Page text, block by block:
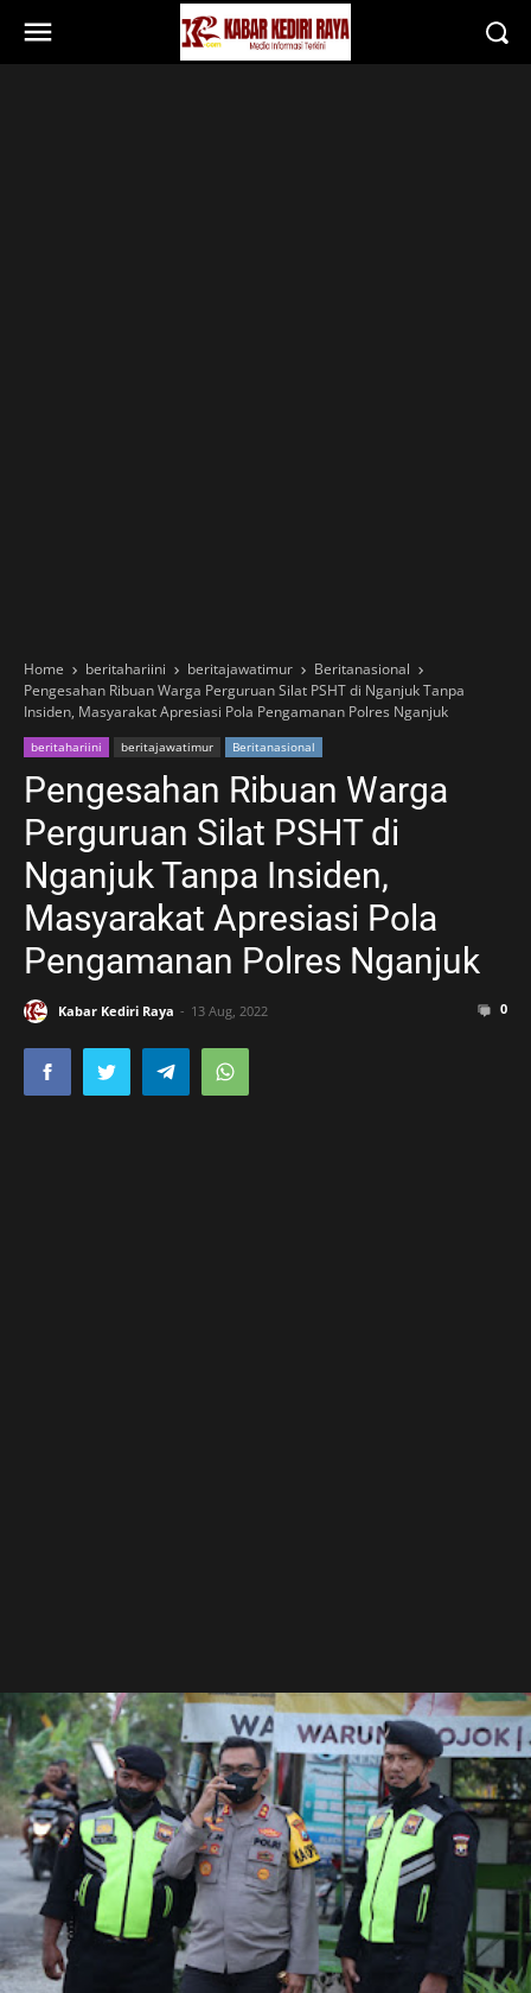
Home beritahariini beritajawatimur
Beritanasional
Pengesahan Ribuan Warga Perguruan Silat PSHT di Nganjuk Tanpa
Insiden, Masyarakat Apresiasi Pola Pengamanan Polres Nganjuk
beritahariini beritajawatimur Beritanasional
Pengesahan Ribuan Warga
Perguruan Silat PSHT di
Nganjuk Tanpa Insiden,
Masyarakat Apresiasi Pola
Pengamanan Polres Nganjuk
Kabar Kediri Raya 13 Aug, 2022 0